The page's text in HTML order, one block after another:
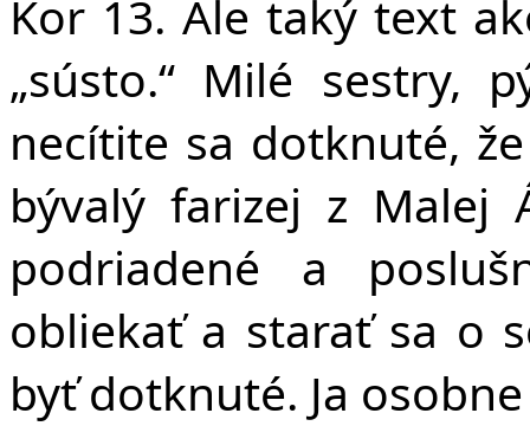
Kor 13. Ale taký text
„sústo.“ Milé sestry,
necítite sa dotknuté,
bývalý farizej z Malej
podriadené a
obliekať a starať sa o
byť dotknuté. Ja